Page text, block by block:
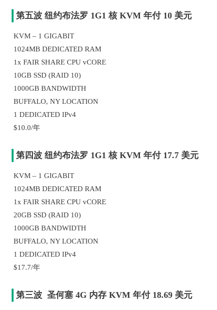
第五波 纽约布法罗 1G1 核 KVM 年付 10 美元
KVM – 1 GIGABIT
1024MB DEDICATED RAM
1x FAIR SHARE CPU vCORE
10GB SSD (RAID 10)
1000GB BANDWIDTH
BUFFALO, NY LOCATION
1 DEDICATED IPv4
$10.0/年
第四波 纽约布法罗 1G1 核 KVM 年付 17.7 美元
KVM – 1 GIGABIT
1024MB DEDICATED RAM
1x FAIR SHARE CPU vCORE
20GB SSD (RAID 10)
1000GB BANDWIDTH
BUFFALO, NY LOCATION
1 DEDICATED IPv4
$17.7/年
第三波 圣何塞 4G 内存 KVM 年付 18.69 美元